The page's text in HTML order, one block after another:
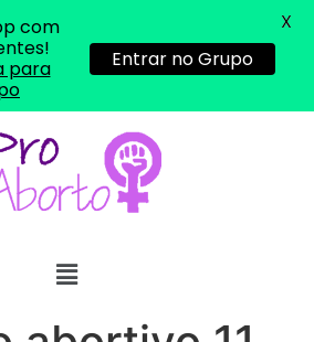
com
para
Entrar no Grupo
X